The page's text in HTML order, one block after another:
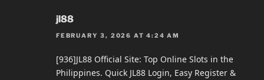
jl88
FEBRUARY 3, 2026 AT 4:24 AM
[936]JL88 Official Site: Top Online Slots in the
Philippines. Quick JL88 Login, Easy Register &